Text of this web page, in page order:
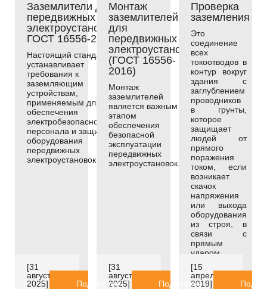
Заземлители для
передвижных
электроустановок
ГОСТ 16556-2016
Настоящий стандарт
устанавливает
требования к
заземляющим
устройствам,
применяемым для
обеспечения
электробезопасности
персонала и защиты
оборудования
передвижных
электроустановок.
[31
августа
2025]
Подробнее
Монтаж
заземлителей
для
передвижных
электроустановок
(ГОСТ 16556-
2016)
Монтаж
заземлителей
является важным
этапом
обеспечения
безопасной
эксплуатации
передвижных
электроустановок.
[31
августа
2025]
Подробнее
Проверка
заземления
Это
соединение
всех
токоотводов в
контур вокруг
здания с
заглублением
проводников
в грунты,
которое
защищает
людей от
прямого
поражения
током, если
возникает
скачок
напряжения
или выхода
оборудования
из строя, в
связи с
прямым
ударом
молнии
[15
апреля
2019]